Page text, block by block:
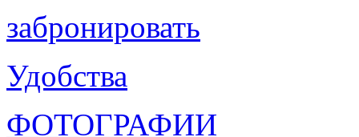
забронировать
Удобства
ФОТОГРАФИИ